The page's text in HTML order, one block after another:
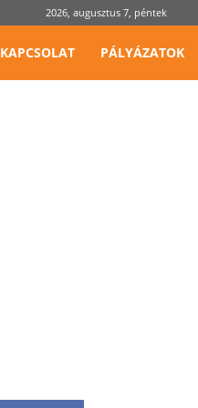
2026, augusztus 7, péntek
KAPCSOLAT PÁLYÁZATOK